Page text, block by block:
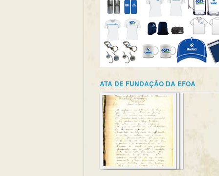
ATA DE FUNDAÇÃO DA EFOA